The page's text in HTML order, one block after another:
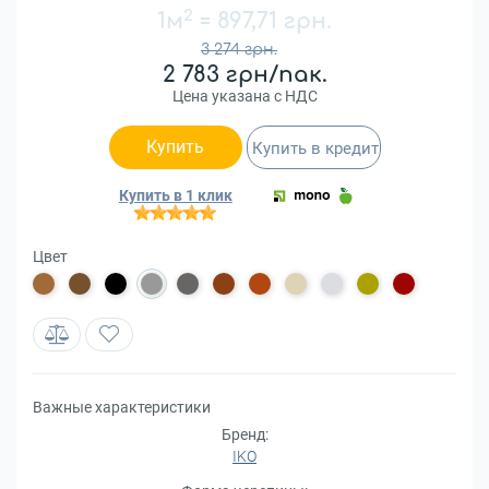
3 274 грн.
2 783 грн/пак.
Цена указана с НДС
1м2 = 897,71 грн.
Купить
Купить в 1 клик
Купить в кредит
Цвет
Важные характеристики
Бренд:
IKO